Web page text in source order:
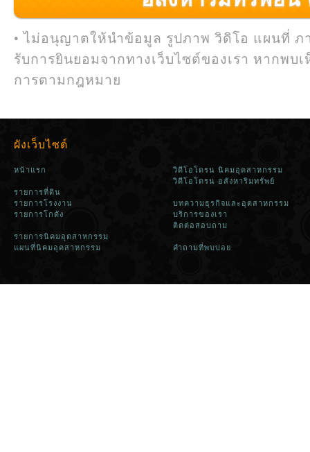
• ไม่อนุญาตให้นำข้อมูล รูปภาพ วิดิโอ แผนที่ ภ
รับการยินยอมจากทางเว็บไซต์ของเรา หากพบ
การตามกฎหมาย
ผังเว็บไซต์
หน้าแรก
รายการที่ดิน
รายการโรงงาน
รายการโกดัง
รายการนิคมอุตสาหกรรม
แผนที่นิคมอุตสาหกรรม
วิดีโอโดรน นิคมอุตสาหกรรม
วิดีโอโดรน อสังหาริมทรัพย์
บทความธุรกิจและอุตสาหกรรม
บริการของเรา
ติดต่อสอบถาม
คำถามที่พบบ่อย